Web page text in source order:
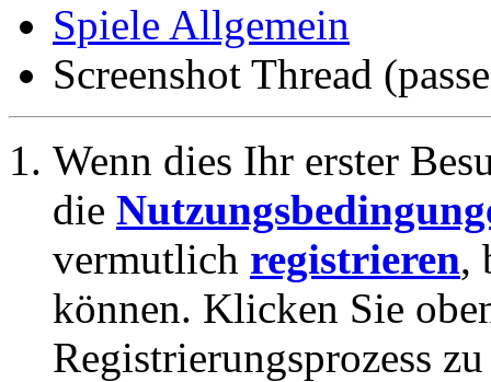
Spiele Allgemein
Screenshot Thread
Wenn dies Ihr erster
die
vermutlich registrieren,
können. Klicken Sie
Registrierungsprozess